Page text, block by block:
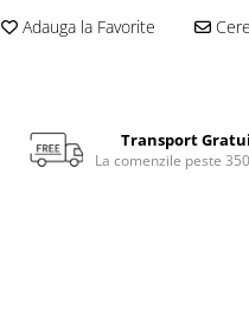
Adauga la Favorite
Transport
La comenzile peste